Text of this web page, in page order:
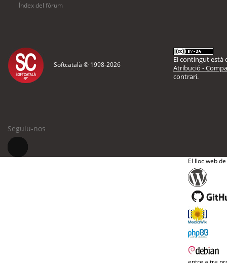
Índex del fòrum
Softcatalà © 1998-2026
El contingut està
Atribució -
contrari.
Seguiu-nos
El lloc web